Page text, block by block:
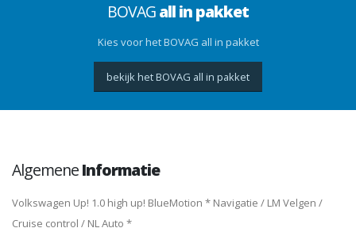
BOVAGall in pakket
Kies voor het BOVAG all in pakket
bekijk het BOVAG all in pakket
AlgemeneInformatie
Volkswagen Up! 1.0 high up! BlueMotion * Navigatie / LM Velgen /
Cruise control / NL Auto *